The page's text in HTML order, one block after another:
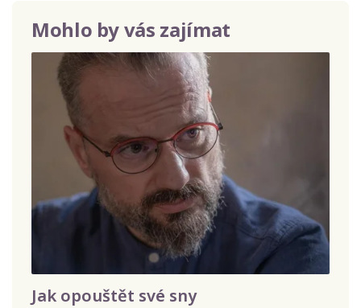
Mohlo by vás zajímat
Jak opouštět své sny